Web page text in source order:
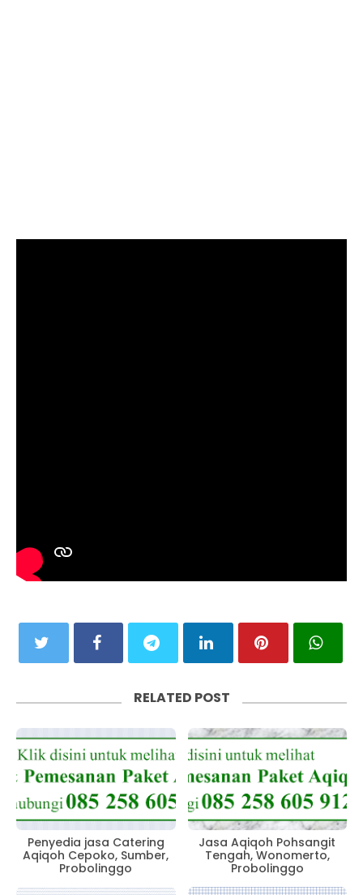
RELATED POST
Penyedia jasa Catering
Aqiqoh Cepoko, Sumber,
Probolinggo
Jasa Aqiqoh Pohsangit
Tengah, Wonomerto,
Probolinggo